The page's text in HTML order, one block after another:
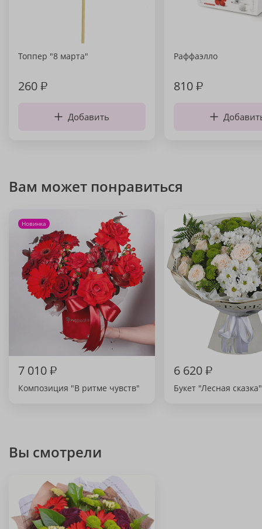
Топпер "8 марта"
260₽
Добавить
Раффаэлло
810₽
Вам может понравиться
Новинка
7 010₽
Композиция "В ритме чувств"
6 620₽
Букет "Лесная сказка"
Вы смотрели